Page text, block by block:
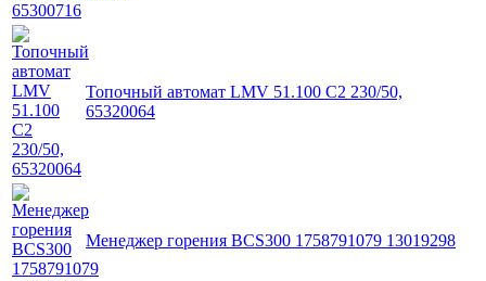
Топочный автомат LMV 51.100 C2 230/50,
65320064
Менеджер горения BCS300 1758791079 13019298